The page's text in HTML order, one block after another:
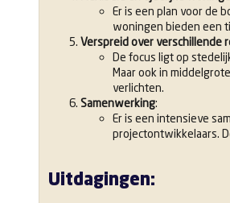
Er is een plan voor de
woningen bieden een
Verspreid over verschillende
De focus ligt op
Maar ook in
verlichten.
Samenwerking:
Er is een intensieve
projectontwikkelaars.
Uitdagingen: